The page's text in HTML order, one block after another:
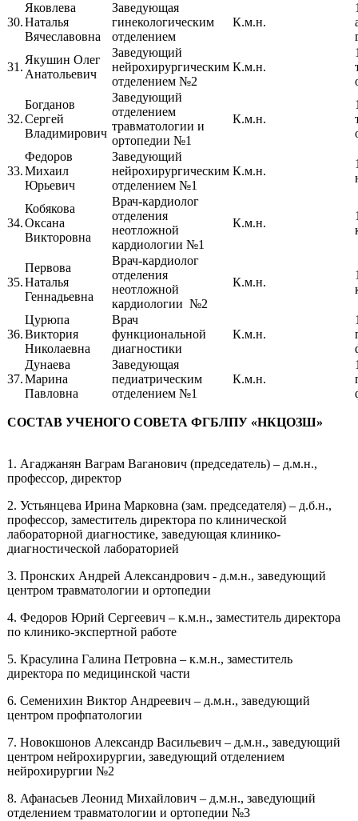
30.
Яковлева
Наталья
Вячеславовна
Заведующая
гинекологическим
отделением
К.м.н.
31.
Якушин Олег
Анатольевич
Заведующий
нейрохирургическим
отделением №2
К.м.н.
32.
Богданов
Сергей
Владимирович
Заведующий
отделением
травматологии и
ортопедии №1
К.м.н.
33.
Федоров
Михаил
Юрьевич
Заведующий
нейрохирургическим
отделением №1
К.м.н.
34.
Кобякова
Оксана
Викторовна
Врач-кардиолог
отделения
неотложной
кардиологии №1
К.м.н.
35.
Первова
Наталья
Геннадьевна
Врач-кардиолог
отделения
неотложной
кардиологии №2
К.м.н.
36.
Цурюпа
Виктория
Николаевна
Врач
функциональной
диагностики
К.м.н.
37.
Дунаева
Марина
Павловна
Заведующая
педиатрическим
отделением №1
К.м.н.
СОСТАВ УЧЕНОГО СОВЕТА ФГБЛПУ «НКЦОЗШ»
1. Агаджанян Ваграм Ваганович (председатель) – д.м.н.,
профессор, директор
2. Устьянцева Ирина Марковна (зам. председателя) – д.б.н.,
профессор, заместитель директора по клинической
лабораторной диагностике, заведующая клинико-
диагностической лабораторией
3. Пронских Андрей Александрович - д.м.н., заведующий
центром травматологии и ортопедии
4. Федоров Юрий Сергеевич – к.м.н., заместитель директора
по клинико-экспертной работе
5. Красулина Галина Петровна – к.м.н., заместитель
директора по медицинской части
6. Семенихин Виктор Андреевич – д.м.н., заведующий
центром профпатологии
7. Новокшонов Александр Васильевич – д.м.н., заведующий
центром нейрохирургии, заведующий отделением
нейрохирургии №2
8. Афанасьев Леонид Михайлович – д.м.н., заведующий
отделением травматологии и ортопедии №3